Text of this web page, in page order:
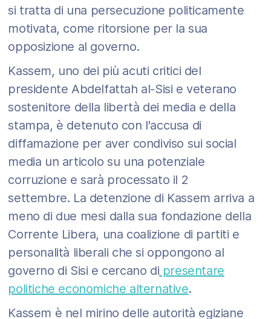
si tratta di una persecuzione politicamente
motivata, come ritorsione per la sua
opposizione al governo.
Kassem, uno dei più acuti critici del
presidente Abdelfattah al-Sisi e veterano
sostenitore della libertà dei media e della
stampa, è detenuto con l'accusa di
diffamazione per aver condiviso sui social
media un articolo su una potenziale
corruzione e sarà processato il 2
settembre. La detenzione di Kassem arriva a
meno di due mesi dalla sua fondazione della
Corrente Libera, una coalizione di partiti e
personalità liberali che si oppongono al
governo di Sisi e cercano di presentare
politiche economiche alternative.
Kassem è nel mirino delle autorità egiziane